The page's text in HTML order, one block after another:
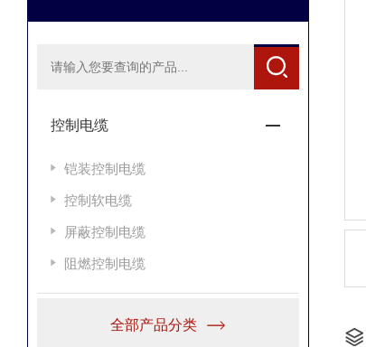
控制电缆
铠装控制电缆
控制软电缆
屏蔽控制电缆
阻燃控制电缆
全部产品分类